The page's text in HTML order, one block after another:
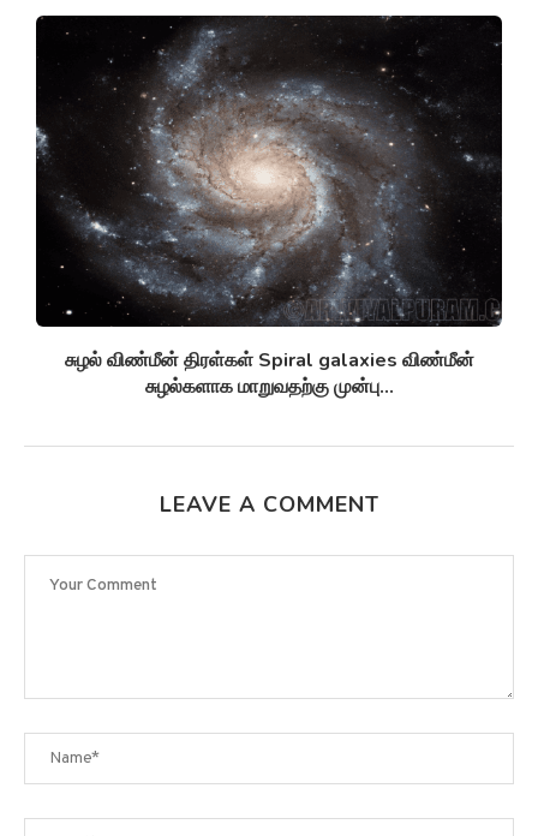
சுழல் விண்மீன் திரள்கள் Spiral galaxies விண்மீன்
சுழல்களாக மாறுவதற்கு முன்பு...
LEAVE A COMMENT